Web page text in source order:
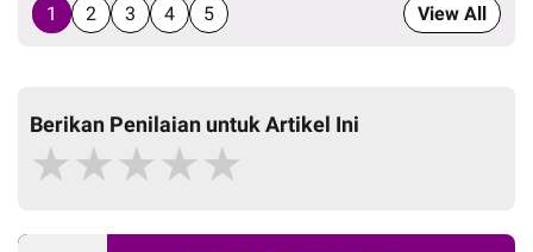
1 2 3 4 5 View All
Berikan Penilaian untuk Artikel Ini
★★★★★